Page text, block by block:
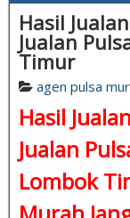
Hasil
Jualan
Timur
agen pulsa
Hasil
Jualan
Lombok